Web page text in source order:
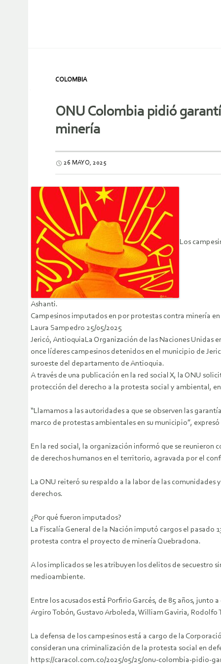
COLOMBIA
ONU Colombia pidió
minería
26 MAYO, 2025
Los
Ashanti.
Campesinos imputados en por protestas contra minería
Laura Sampedro 25/05/2025
Jericó, AntioquiaLa Organización de las Naciones Unidas
once líderes campesinos detenidos en el municipio de
suroeste del departamento de Antioquia.
A través de una publicación en la red social X, la ONU
protección del derecho a la protesta social y ambiental,
“Llamamos a las autoridades a que se observen las
marco de protestas ambientales en su municipio”,
En la red social, la organización informó que se
de derechos humanos en el territorio, agravada por el
La ONU reiteró su respaldo a la labor de las
derechos.
¿Por qué fueron imputados?
La Fiscalía General de la Nación imputó cargos el
protesta contra el proyecto de minería Quebradona.
A los implicados se les atribuyen los delitos de secuestro
medioambiente.
Entre los acusados está Porfirio Garcés, de 85 años,
Argiro Tobón, Gustavo Arboleda, William Gaviria, Rodolfo
La defensa de los campesinos está a cargo de la
consideran una criminalización de la protesta social en
https://caracol.com.co/2025/05/25/onu-colombia-pidio-